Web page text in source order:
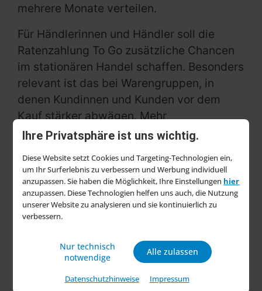
Ihre Privatsphäre ist uns wichtig.
Diese Website setzt Cookies und Targeting-Technologien ein,
um Ihr Surferlebnis zu verbessern und Werbung individuell
anzupassen. Sie haben die Möglichkeit, Ihre Einstellungen hier
anzupassen. Diese Technologien helfen uns auch, die Nutzung
unserer Website zu analysieren und sie kontinuierlich zu
verbessern.
Nur technisch
notwendige
Alle zulassen
Datenschutzhinweise Impressum
mehrere Monate verteilen.
Für Händlerinnen und Händler soll die
Ratenzahlung To Go zusätzliche Chancen
im stationären Handel schaffen. Besonders
relevant ist das bei Warengruppen, in
denen Kundinnen und Kunden vor dem
Kauf stärker abwägen. Mehr
Zahlungsflexibilität kann hier helfen,
Abschlussquote zu erhöhen.
Nutzung über virtuelle Karte
in der PayPal-App
ausgelegt. Kundinnen und Kunden
beantragen vor dem Einkauf in der PayPal-
App einen Kreditbetrag. Wird der Antrag